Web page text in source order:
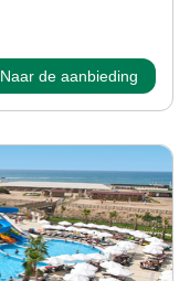
Naar de aanbieding